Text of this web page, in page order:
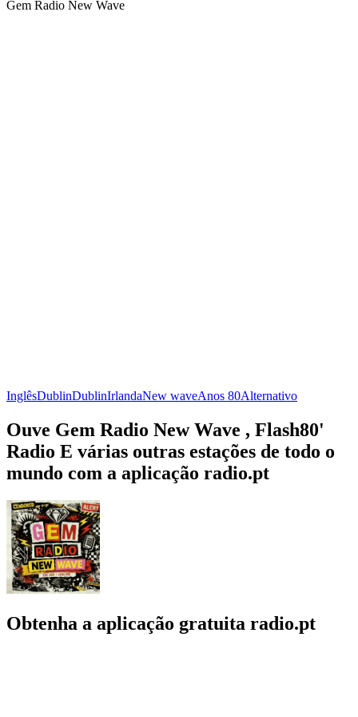
Gem Radio New Wave
InglêsDublinDublinIrlandaNew waveAnos 80Alternativo
Ouve Gem Radio New Wave , Flash80'
Radio E várias outras estações de todo o
mundo com a aplicação radio.pt
Obtenha a aplicação gratuita radio.pt